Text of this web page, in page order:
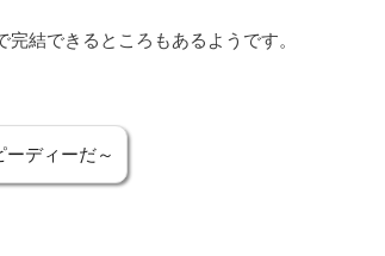
結できるところもあるようです。
ディーだ～